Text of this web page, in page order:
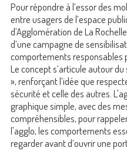
Pour répondre à l’essor des
entre usagers de l’espace
d’Agglomération de La
d’une campagne de
comportements responsables
Le concept s’articule autour
», renforçant l’idée que
sécurité et celle des autres.
graphique simple, avec des
compréhensibles, pour
l'agglo, les comportements
regarder avant d’ouvrir une